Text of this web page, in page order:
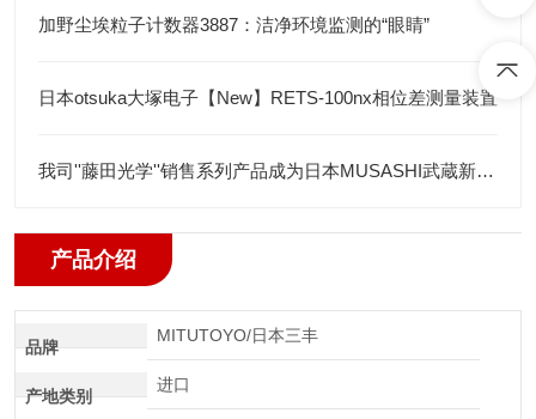
加野尘埃粒子计数器3887：洁净环境监测的“眼睛”
日本otsuka大塚电子【New】RETS-100nx相位差测量装置
我司''藤田光学''销售系列产品成为日本MUSASHI武蔵新的代理店
产品介绍
品牌
MITUTOYO/日本三丰
产地类别
进口